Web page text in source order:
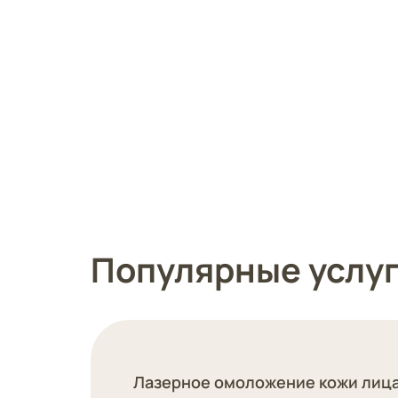
Популярные
Лазерное омоложение кожи лица